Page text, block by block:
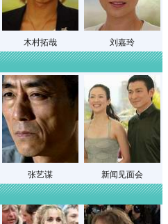
木村拓哉 刘嘉玲
张艺谋 新闻见面会